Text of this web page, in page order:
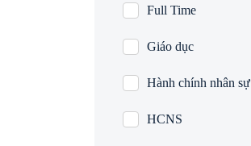
Full Time
Giáo dục
Hành chính nhân sự
HCNS